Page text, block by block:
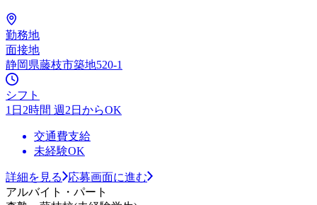
勤務地
面接地
静岡県藤枝市築地520-1
シフト
1日2時間 週2日からOK
交通費支給
未経験OK
詳細を見る
応募画面に進む
アルバイト・パート